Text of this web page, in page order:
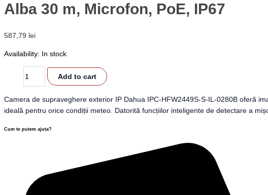
Alba 30 m, Microfon, PoE, IP67
587,79 lei
Availability: In stock
Add to cart
Camera de supraveghere exterior IP Dahua IPC-HFW2449S-S-IL-0280B oferă
ideală pentru orice condiții meteo. Datorită funcțiilor inteligente de detectare a
Cum te putem ajuta?